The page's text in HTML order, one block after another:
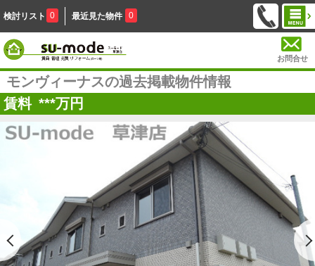
検討リスト 0 最近見た物件 0
お問合せ
モンヴィーナスの過去掲載物件情報
賃料 ***万円